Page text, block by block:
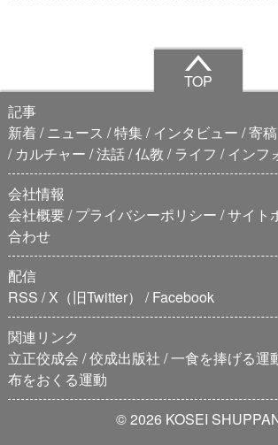
TOP
記事
新着
ニュース 特集 インタビュー 寄稿
カルチャー 法話 仏教 ライフ
インフ
会社情報
会社概要 プライバシーポリシー サイト
合わせ
配信
RSS X（旧Twitter）
Facebook
関連リンク
立正佼成会 佼成出版社 一食を捧げる運
布をおくる運動
© 2026 KOSEI